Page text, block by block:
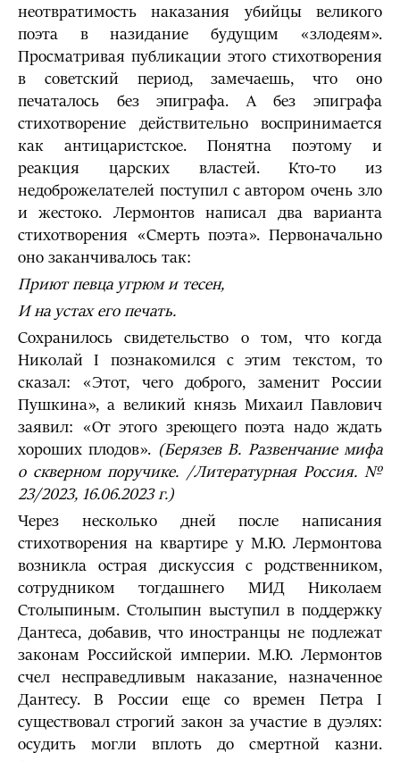
неотвратимость наказания убийцы великого
поэта в назидание будущим «злодеям».
Просматривая публикации этого стихотворения
в советский период, замечаешь, что оно
печаталось без эпиграфа. А без эпиграфа
стихотворение действительно воспринимается
как антицаристское. Понятна поэтому и
реакция царских властей. Кто-то из
недоброжелателей поступил с автором очень зло
и жестоко. Лермонтов написал два варианта
стихотворения «Смерть поэта». Первоначально
оно заканчивалось так:
Приют певца угрюм и тесен,
И на устах его печать.
Сохранилось свидетельство о том, что когда
Николай I познакомился с этим текстом, то
сказал: «Этот, чего доброго, заменит России
Пушкина», а великий князь Михаил Павлович
заявил: «От этого зреющего поэта надо ждать
хороших плодов». (Берязев В. Развенчание мифа
о скверном поручике. /Литературная Россия. №
23/2023, 16.06.2023 г.)
Через несколько дней после написания
стихотворения на квартире у М.Ю. Лермонтова
возникла острая дискуссия с родственником,
сотрудником тогдашнего МИД Николаем
Столыпиным. Столыпин выступил в поддержку
Дантеса, добавив, что иностранцы не подлежат
законам Российской империи. М.Ю. Лермонтов
счел несправедливым наказание, назначенное
Дантесу. В России еще со времен Петра I
существовал строгий закон за участие в дуэлях:
осудить могли вплоть до смертной казни.